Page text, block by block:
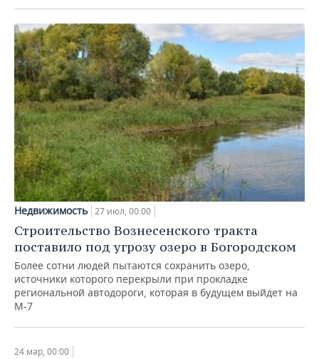
Недвижимость 27 июл, 00:00
Строительство Вознесенского тракта
поставило под угрозу озеро в Богородском
Более сотни людей пытаются сохранить озеро,
источники которого перекрыли при прокладке
региональной автодороги, которая в будущем выйдет на
М-7
24 мар, 00:00